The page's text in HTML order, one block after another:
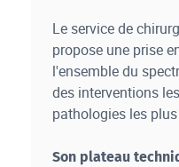
Le service de
propose une prise
l'ensemble du
des interventions
pathologies les
Son plateau